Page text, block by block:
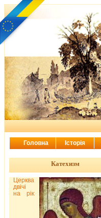
Катехизм
Церква
двічі
на рік
Головна Історія